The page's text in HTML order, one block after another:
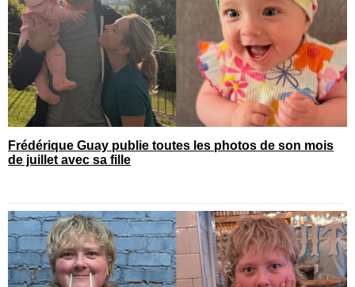
Frédérique Guay publie toutes les photos de son mois
de juillet avec sa fille